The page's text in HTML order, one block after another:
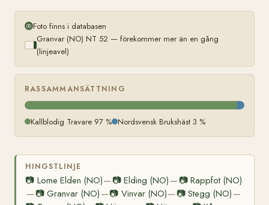
Foto finns i databasen
Granvar (NO) NT 52 — förekommer mer än en gång
(linjeavel)
RASSAMMANSÄTTNING
Kallblodig Travare 97 % Nordsvensk Brukshäst 3 %
HINGSTLINJE
📷 Lome Elden (NO)— 📷Elding (NO) — 📷 Rappfot (NO)
— 📷Granvar (NO) —📷 Vinvar (NO)— 📷Stegg (NO) —